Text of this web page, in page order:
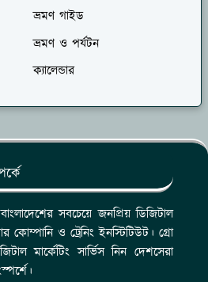
ভ্রমণ গাইড
ভ্রমণ ও পর্যটন
ক্যালেন্ডার
সবচেয়ে জনপ্রিয় ডিজিটাল
কোম্পানি ও ট্রেনিং ইনস্টিটিউট। গ্রো
মার্কেটিং সার্ভিস নিন দেশসেরা